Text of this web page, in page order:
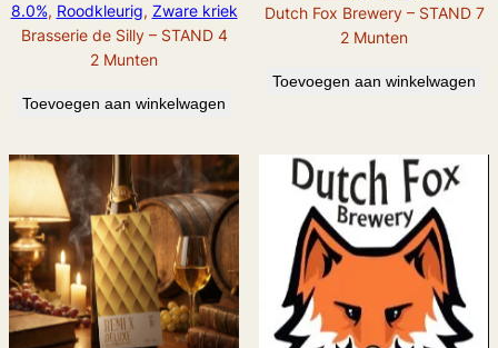
8.0%, Roodkleurig, Zware kriek
Brasserie de Silly – STAND 4
2 Munten
Toevoegen aan winkelwagen
Dutch Fox Brewery – STAND 7
2 Munten
Toevoegen aan winkelwagen